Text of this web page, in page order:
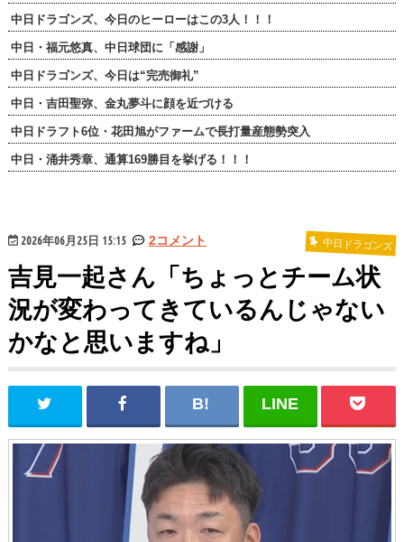
中日ドラゴンズ、今日のヒーローはこの3人！！！
中日・福元悠真、中日球団に「感謝」
中日ドラゴンズ、今日は“完売御礼”
中日・吉田聖弥、金丸夢斗に顔を近づける
中日ドラフト6位・花田旭がファームで長打量産態勢突入
中日・涌井秀章、通算169勝目を挙げる！！！
2026年06月25日 15:15 2コメント 中日ドラゴンズ
吉見一起さん「ちょっとチーム状
況が変わってきているんじゃない
かなと思いますね」